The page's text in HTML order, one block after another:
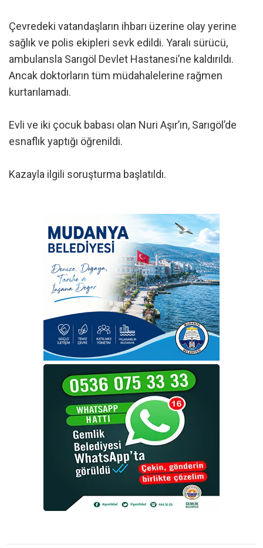
Çevredeki vatandaşların ihbarı üzerine olay yerine
sağlık ve polis ekipleri sevk edildi. Yaralı sürücü,
ambulansla Sarıgöl Devlet Hastanesi’ne kaldırıldı.
Ancak doktorların tüm müdahalelerine rağmen
kurtarılamadı.
Evli ve iki çocuk babası olan Nuri Aşır’ın, Sarıgöl’de
esnaflık yaptığı öğrenildi.
Kazayla ilgili soruşturma başlatıldı.